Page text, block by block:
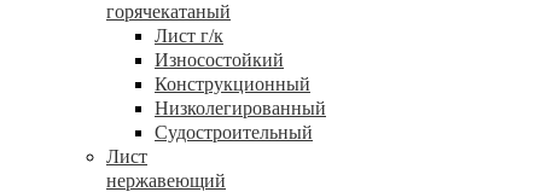
горячекатаный
Лист г/к
Износостойкий
Конструкционный
Низколегированный
Судостроительный
Лист
нержавеющий